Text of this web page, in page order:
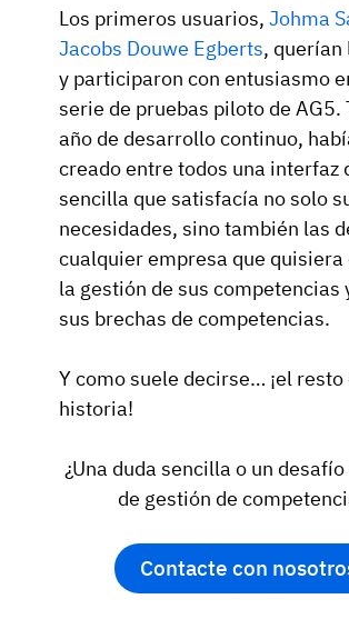
Los primeros usuarios,Johma
Jacobs Douwe Egberts,
y participaron con entusiasmo
serie de pruebas piloto de AG5.
año de desarrollo continuo,
creado entre todos una interfaz
sencilla que satisfacía no solo
necesidades, sino también las
cualquier empresa que
la gestión de sus competencias
sus brechas de competencias.
Y como suele decirse… ¡el resto
historia!
¿Una duda sencilla o un
de gestión de
Contacte con